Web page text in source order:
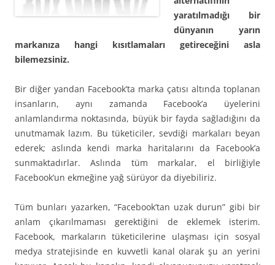
yaratılmadığı bir
dünyanın yarın
markanıza hangi kısıtlamaları getireceğini asla
bilemezsiniz.
Bir diğer yandan Facebook’ta marka çatısı altında toplanan
insanların, aynı zamanda Facebook’a üyelerini
anlamlandırma noktasında, büyük bir fayda sağladığını da
unutmamak lazım. Bu tüketiciler, sevdiği markaları beyan
ederek; aslında kendi marka haritalarını da Facebook’a
sunmaktadırlar. Aslında tüm markalar, el birliğiyle
Facebook’un ekmeğine yağ sürüyor da diyebiliriz.
Tüm bunları yazarken, “Facebook’tan uzak durun” gibi bir
anlam çıkarılmaması gerektiğini de eklemek isterim.
Facebook, markaların tüketicilerine ulaşması için sosyal
medya stratejisinde en kuvvetli kanal olarak şu an yerini